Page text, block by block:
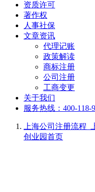
资质许可
著作权
人事社保
文章资讯
代理记账
政策解读
商标注册
公司注册
工商变更
关于我们
服务热线：400-118-
上海公司注册流程_
创业园首页